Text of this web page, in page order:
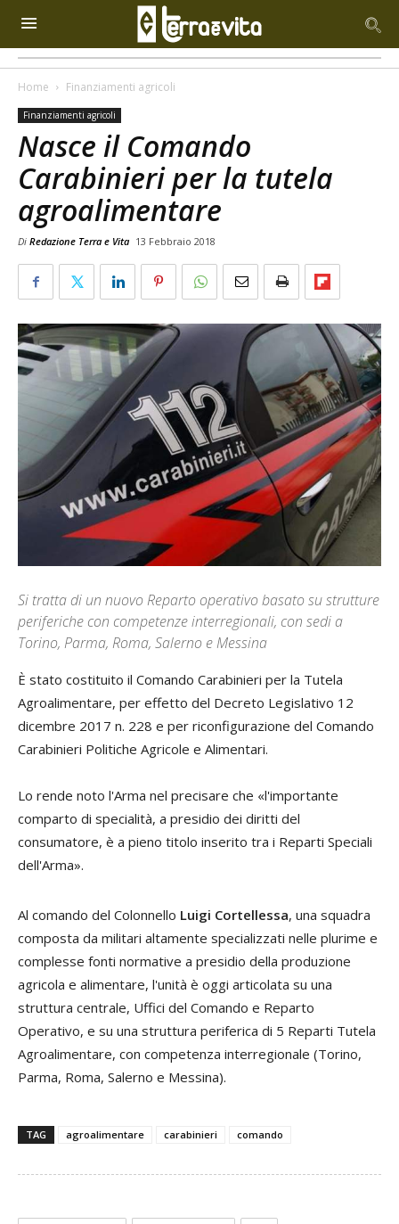
Home Finanziamenti agricoli
Finanziamenti agricoli
Nasce il Comando
Carabinieri per la tutela
agroalimentare
Di Redazione Terra e Vita 13 Febbraio 2018
Si tratta di un nuovo Reparto operativo basato su strutture
periferiche con competenze interregionali, con sedi a
Torino, Parma, Roma, Salerno e Messina
È stato costituito il Comando Carabinieri per la Tutela
Agroalimentare, per effetto del Decreto Legislativo 12
dicembre 2017 n. 228 e per riconfigurazione del Comando
Carabinieri Politiche Agricole e Alimentari.
Lo rende noto l'Arma nel precisare che «l'importante
comparto di specialità, a presidio dei diritti del
consumatore, è a pieno titolo inserito tra i Reparti Speciali
dell'Arma».
Al comando del Colonnello Luigi Cortellessa, una squadra
composta da militari altamente specializzati nelle plurime e
complesse fonti normative a presidio della produzione
agricola e alimentare, l'unità è oggi articolata su una
struttura centrale, Uffici del Comando e Reparto
Operativo, e su una struttura periferica di 5 Reparti Tutela
Agroalimentare, con competenza interregionale (Torino,
Parma, Roma, Salerno e Messina).
TAG agroalimentare carabinieri comando